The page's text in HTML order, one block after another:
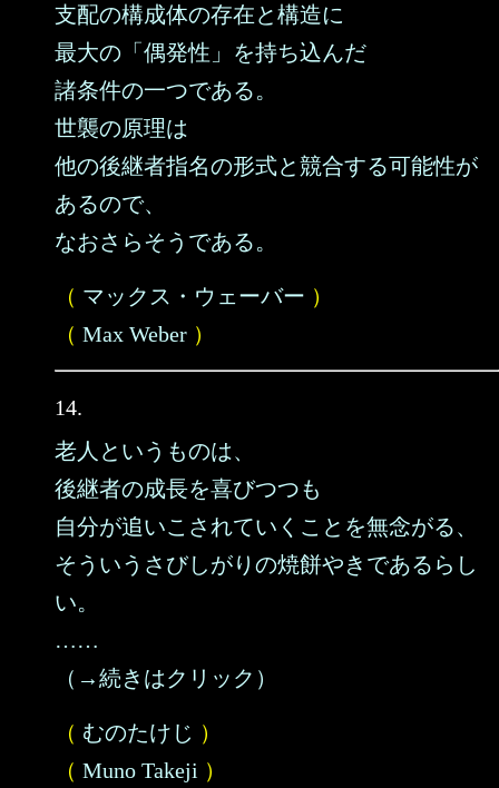
支配の構成体の存在と構造に
最大の「偶発性」を持ち込んだ
諸条件の一つである。
世襲の原理は
他の後継者指名の形式と競合する可能性が
あるので、
なおさらそうである。
（ マックス・ウェーバー ）
（ Max Weber ）
14.
老人というものは、
後継者の成長を喜びつつも
自分が追いこされていくことを無念がる、
そういうさびしがりの焼餅やきであるらし
い。
……
（→続きはクリック）
（ むのたけじ ）
（ Muno Takeji ）